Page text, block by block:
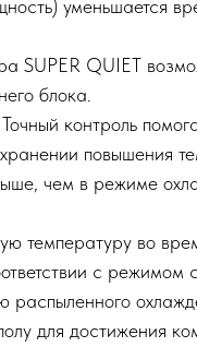
уменьшается
SUPER QUIET
блока.
контроль
повышения
чем в режиме
температуру во
с режимом
для достижения